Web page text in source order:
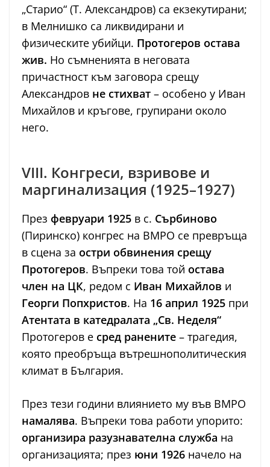
„Старио“ (Т. Александров) са екзекутирани;
в Мелнишко са ликвидирани и
физическите убийци. Протогеров остава
жив. Но съмненията в неговата
причастност към заговора срещу
Александров не стихват – особено у Иван
Михайлов и кръгове, групирани около
него.
VIII. Конгреси, взривове и
маргинализация (1925–1927)
През февруари 1925 в с. Сърбиново
(Пиринско) конгрес на ВМРО се превръща
в сцена за остри обвинения срещу
Протогеров. Въпреки това той остава
член на ЦК, редом с Иван Михайлов и
Георги Попхристов. На 16 април 1925 при
Атентата в катедралата „Св. Неделя“
Протогеров е сред ранените – трагедия,
която преобръща вътрешнополитическия
климат в България.
През тези години влиянието му във ВМРО
намалява. Въпреки това работи упорито:
организира разузнавателна служба на
организацията; през юни 1926 начело на